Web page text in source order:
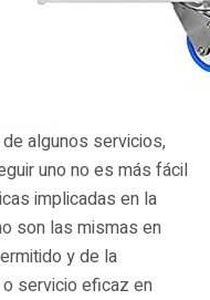
algunos servicios,
uno no es más fácil
implicadas en la
son las mismas en
y de la
servicio eficaz en